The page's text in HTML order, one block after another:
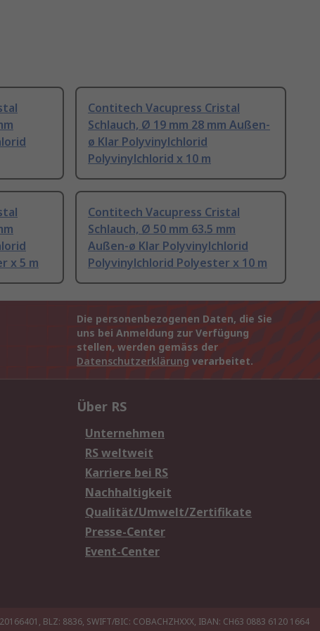
Contitech Vacupress Cristal
Schlauch, Ø 19 mm 28 mm Außen-
ø Klar Polyvinylchlorid
Polyvinylchlorid x 10 m
x 5 m
Contitech Vacupress Cristal
Schlauch, Ø 50 mm 63.5 mm
Außen-ø Klar Polyvinylchlorid
Polyvinylchlorid Polyester x 10 m
Die personenbezogenen Daten, die Sie
uns bei Anmeldung zur Verfügung
stellen, werden gemäss der
Datenschutzerklärung verarbeitet.
Über RS
Unternehmen
RS weltweit
Karriere bei RS
Nachhaltigkeit
Qualität/Umwelt/Zertifikate
Presse-Center
Event-Center
BLZ: 8836, SWIFT/BIC: COBACHZHXXX, IBAN: CH63 0883 6120 1664